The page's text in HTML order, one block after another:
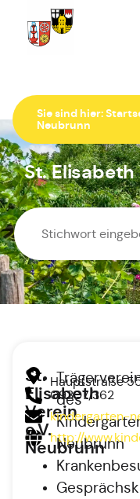
Sie sind hier:
Neubrunn
St.
St.
Elisabeth
Verein
e.V.
Neubrunn
des
Neubrunn
Hauptstraße
09307/362
kindergarten-
http://